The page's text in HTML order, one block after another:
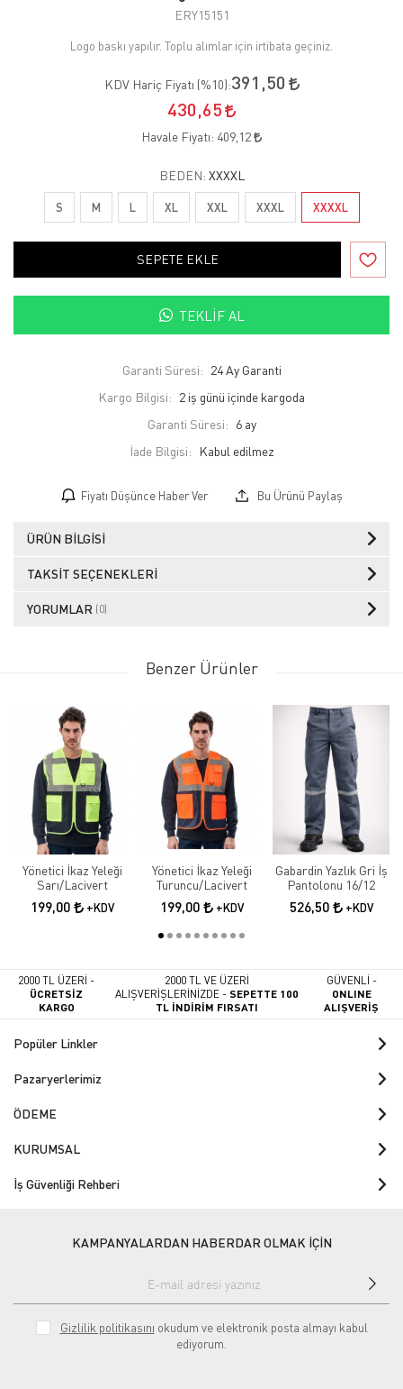
ERY15151
Logo baskı yapılır. Toplu alımlar için irtibata geçiniz.
KDV Hariç Fiyatı (%10):391,50
430,65
Havale Fiyatı: 409,12
BEDEN: XXXXL
S M L XL XXL XXXL XXXXL
SEPETE EKLE
TEKLIF AL
Garanti Süresi: 24 Ay Garanti
Kargo Bilgisi: 2 iş günü içinde kargoda
Garanti Süresi: 6 ay
İade Bilgisi:
Fiyatı Düşünce Haber Ver Bu Ürünü Paylaş
ÜRÜN BILGISI
TAKSIT SEÇENEKLERI
YORUMLAR (0)
Benzer Ürünler
Yönetici İkaz Yeleği
Sarı/Lacivert
199,00 +KDV
Yönetici İkaz Yeleği
Turuncu/Lacivert
199,00 +KDV
Gabardin Yazlık Gri İş
Pantolonu 16/12
526,50 +KDV
2000 TL ÜZERİ -
ÜCRETSİZ
KARGO
2000 TL VE ÜZERİ
ALIŞVERİŞLERİNİZDE -SEPETTE 100
TL İNDİRİM FIRSATI
GÜVENLİ -
ONLINE
ALIŞVERİŞ
Popüler Linkler
Pazaryerlerimiz
ÖDEME
KURUMSAL
İş Güvenliği Rehberi
KAMPANYALARDAN HABERDAR OLMAK İÇİN
Gizlilik politikasını okudum ve elektronik posta almayı kabul
ediyorum.